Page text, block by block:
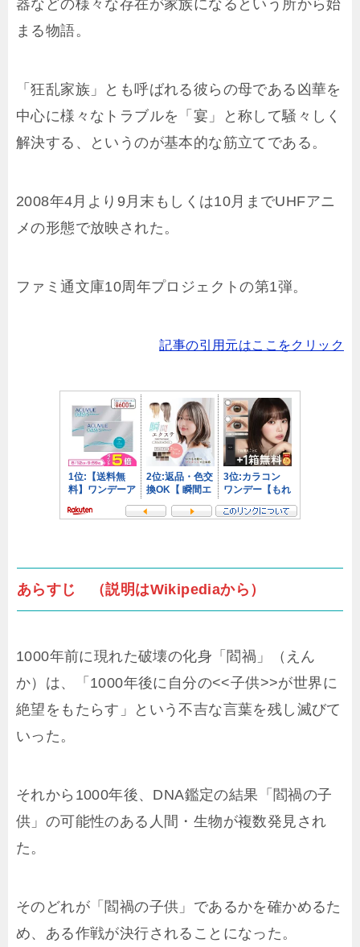
器などの様々な存在が家族になるという所から始
まる物語。
「狂乱家族」とも呼ばれる彼らの母である凶華を
中心に様々なトラブルを「宴」と称して騒々しく
解決する、というのが基本的な筋立てである。
2008年4月より9月末もしくは10月までUHFアニ
メの形態で放映された。
ファミ通文庫10周年プロジェクトの第1弾。
記事の引用元はここをクリック
あらすじ （説明はWikipediaから）
1000年前に現れた破壊の化身「閻禍」（えん
か）は、「1000年後に自分の<<子供>>が世界に
絶望をもたらす」という不吉な言葉を残し滅びて
いった。
それから1000年後、DNA鑑定の結果「閻禍の子
供」の可能性のある人間・生物が複数発見され
た。
そのどれが「閻禍の子供」であるかを確かめるた
め、ある作戦が決行されることになった。